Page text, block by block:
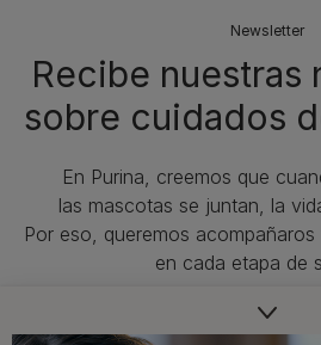
Newsletter
Recibe nuestras
sobre cuidados
En Purina, creemos que
las mascotas se juntan, la
Por eso, queremos
en cada etapa de